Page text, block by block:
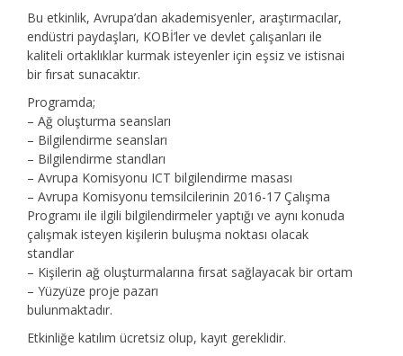
Bu etkinlik, Avrupa’dan akademisyenler, araştırmacılar,
endüstri paydaşları, KOBİ’ler ve devlet çalışanları ile
kaliteli ortaklıklar kurmak isteyenler için eşsiz ve istisnai
bir fırsat sunacaktır.
Programda;
– Ağ oluşturma seansları
– Bilgilendirme seansları
– Bilgilendirme standları
– Avrupa Komisyonu ICT bilgilendirme masası
– Avrupa Komisyonu temsilcilerinin 2016-17 Çalışma
Programı ile ilgili bilgilendirmeler yaptığı ve aynı konuda
çalışmak isteyen kişilerin buluşma noktası olacak
standlar
– Kişilerin ağ oluşturmalarına fırsat sağlayacak bir ortam
– Yüzyüze proje pazarı
bulunmaktadır.
Etkinliğe katılım ücretsiz olup, kayıt gereklidir.